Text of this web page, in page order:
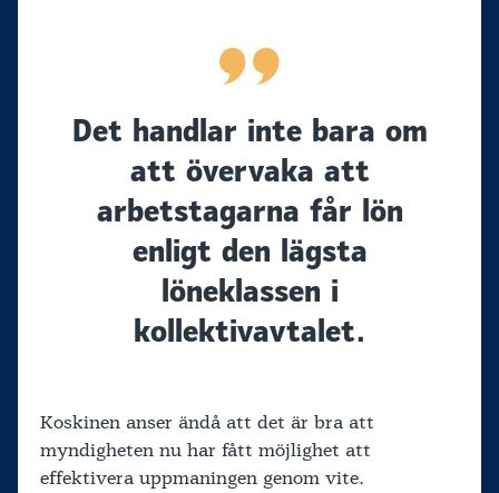
Det handlar inte bara om
att övervaka att
arbetstagarna får lön
enligt den lägsta
löneklassen i
kollektivavtalet.
Koskinen anser ändå att det är bra att
myndigheten nu har fått möjlighet att
effektivera uppmaningen genom vite.